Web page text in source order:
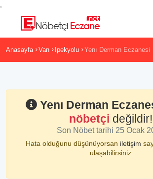
Anasayfa Van Ipekyolu Yenı Derman Eczanesi
Yenı Derman
nöbetçi değildir!
Son Nöbet tarihi 25 Ocak
Hata olduğunu düşünüyorsan iletişim
ulaşabilirsiniz